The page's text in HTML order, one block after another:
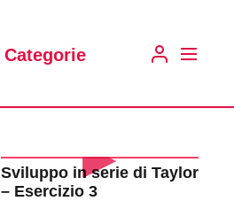
Categorie
Sviluppo in serie di Taylor
– Esercizio 3